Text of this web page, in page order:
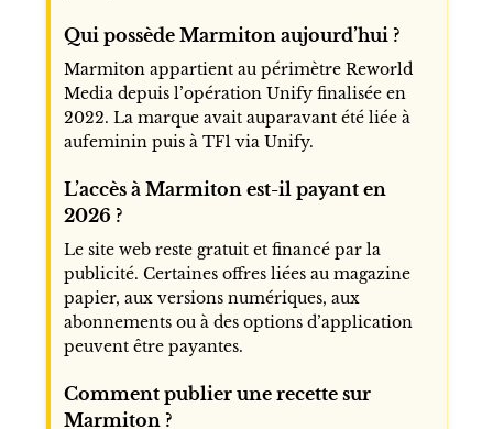
Qui possède Marmiton aujourd’hui ?
Marmiton appartient au périmètre Reworld
Media depuis l’opération Unify finalisée en
2022. La marque avait auparavant été liée à
aufeminin puis à TF1 via Unify.
L’accès à Marmiton est-il payant en
2026 ?
Le site web reste gratuit et financé par la
publicité. Certaines offres liées au magazine
papier, aux versions numériques, aux
abonnements ou à des options d’application
peuvent être payantes.
Comment publier une recette sur
Marmiton ?